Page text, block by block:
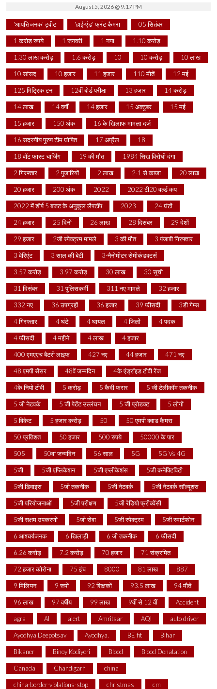
August 5, 2026 @ 9:17 PM
'आपत्तिजनक' ट्वीट 'हाई-एंड' फ्रंट कैमरा 05 सितंबर
1 करोड़ रुपये 1 जनवरी 1 नया 1.10 करोड़
1.30 लाख करोड़ 1.6 करोड़ 10 10 करोड़ 10 लाख
10 सांसद 10 हजार 11 हजार 110 मौतें 12 मई
125 मिट्रिक टन 12वीं बोर्ड परीक्षा 13 हजार 14 करोड़
14 लाख 14 वर्षों 14 हजार 15 अक्टूबर 15 मई
15 हजार 150 अंक 16 के खिलाफ मामला दर्ज
16 सदस्यीय पुरुष टीम घोषित 17 अप्रैल 18
18 वॉट फास्ट चार्जिंग 19 की मौत 1984 सिख विरोधी दंगा
2 गिरफ्तार 2 पुजारियों 2 लाख 2-1 से कब्जा 20 लाख
20 हजार 200 अंक 2022 2022 टी20 वर्ल्ड कप
2022 में शीर्ष 5 बजट के अनुकूल लैपटॉप 2023 24 घंटों
24 हजार 25 दिनों 26 लाख 28 दिसंबर 29 देशों
29 हजार 2जी स्पेक्ट्रम मामले 3 की मौत 3 पंजाबी गिरफ्तार
3 वेरिएंट 3 साल की बेटी 3-नैनोमीटर सेमीकंडक्टर्स
3.57 करोड़ 3.97 करोड़ 30 लाख 30 सूची
31 दिसंबर 31 पुलिसकर्मी 311 नए मामले 32 हजार
332 नए 36 उपग्रहों 36 हजार 39 फीसदी 3डी गेम्स
4 गिरफ्तार 4 घंटे 4 घायल 4 जिलों 4 पदक
4 फीसदी 4 महीने 4 लाख 4 हजार
400 एमएएच बैटरी लाइफ 427 नए 44 हजार 471 नए
48 एमपी सेंसर 48वें जन्मदिन 4के एंड्रॉइड टीवी रेंज
4के नियो टीवी 5 करोड़ 5 कैदी फरार 5 जी टेलीकॉम तकनीक
5 जी नेटवर्क 5 जी पेटेंट उल्लंघन 5 जी प्रोडक्ट 5 लोगों
5 विकेट 5 हजार करोड़ 50 50 एमपी क्वाड कैमरा
50 प्रतिशत 50 हजार 500 रुपये 50000 के पार
505 50वां जन्मदिन 56 साल 5G 5G Vs 4G
5जी 5जी एप्लिकेशन 5जी एप्लीकेशंस 5जी कनेक्टिविटी
5जी डिवाइस 5जी तकनीक 5जी नेटवर्क 5जी नेटवर्क सॉल्यूशंस
5जी परियोजनाओं 5जी परीक्षण 5जी रेडियो फ्रीक्वेंसी
5जी सक्षम उपकरणों 5जी सेवा 5जी स्पेक्ट्रम 5जी स्मार्टफोन
6 आश्चर्यजनक 6 खिलाड़ी 6 जी तकनीक 6 फीसदी
6.26 करोड़ 7.2 करोड़ 70 हजार 71 संक्रमित
72 हजार कोरोना 75 इंच 8000 81 लाख 887
9 मिलियन 9 रूपों 92 शिक्षकों 93.5 लाख 94 मौतें
96 लाख 97 वर्षीय 99 लाख 9वीं से 12 वीं Accident
agra AI alert Amritsar AQI auto driver
Ayodhya Deepotsav Ayodhya. BE fit Bihar
Bikaner Binoy Kodiyeri Blood Blood Donatation
Canada Chandigarh china
china-border-violations-stop christmas cm